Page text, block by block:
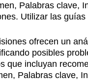
Palabras clave,
Utilizar las
ofrecen un
posibles
que incluyan
Palabras clave,